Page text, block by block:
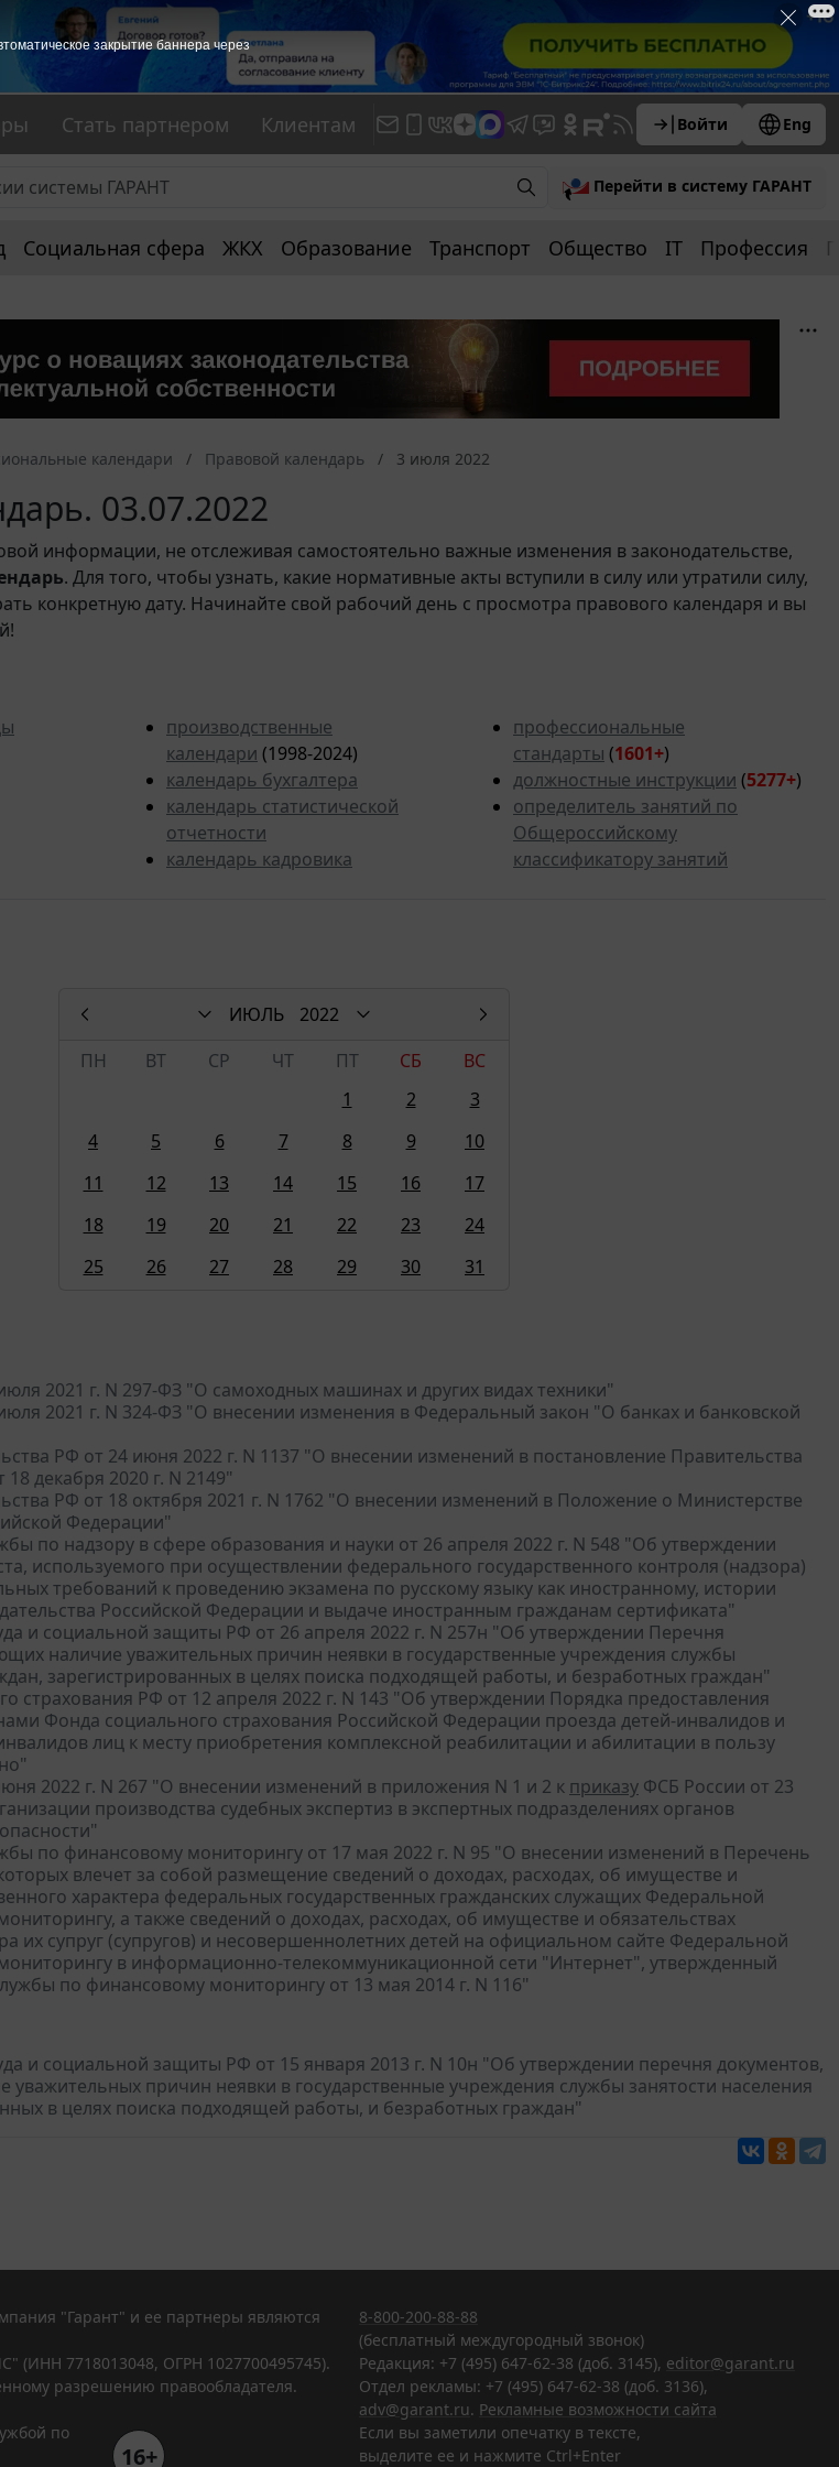
Стать партнером Клиентам Войти Eng
Перейти в систему ГАРАНТ
Социальная сфера ЖКХ Образование Транспорт Общество IT Профессия
календари Правовой календарь 3 июля 2022
03.07.2022
информации, не отслеживая самостоятельно важные изменения в законодательстве,
. Для того, чтобы узнать, какие нормативные акты вступили в силу или утратили силу,
конкретную дату. Начинайте свой рабочий день с просмотра правового календаря и вы
производственные
календари (1998-2024)
календарь бухгалтера
календарь статистической
отчетности
календарь кадровика
профессиональные
стандарты (1601+)
должностные инструкции (5277+)
определитель занятий по
Общероссийскому
классификатору занятий
ИЮЛЬ
2022
ПН
ВТ СР ЧТ ПТ СБ
ВС
1
2
3
4
5 6 7 8 9
10
11
12 13 14 15 16
17
18
19 20 21 22 23
24
25
26 27 28 29 30 31
2021 г. N 297-ФЗ "О самоходных машинах и других видах техники"
2021 г. N 324-ФЗ "О внесении изменения в Федеральный закон "О банках и банковской
РФ от 24 июня 2022 г. N 1137 "О внесении изменений в постановление Правительства
декабря 2020 г. N 2149"
РФ от 18 октября 2021 г. N 1762 "О внесении изменений в Положение о Министерстве
Федерации"
по надзору в сфере образования и науки от 26 апреля 2022 г. N 548 "Об утверждении
используемого при осуществлении федерального государственного контроля (надзора)
требований к проведению экзамена по русскому языку как иностранному, истории
Российской Федерации и выдаче иностранным гражданам сертификата"
и социальной защиты РФ от 26 апреля 2022 г. N 257н "Об утверждении Перечня
наличие уважительных причин неявки в государственные учреждения службы
зарегистрированных в целях поиска подходящей работы, и безработных граждан"
страхования РФ от 12 апреля 2022 г. N 143 "Об утверждении Порядка предоставления
Фонда социального страхования Российской Федерации проезда детей-инвалидов и
лиц к месту приобретения комплексной реабилитации и абилитации в пользу
2022 г. N 267 "О внесении изменений в приложения N 1 и 2 к приказу ФСБ России от 23
производства судебных экспертиз в экспертных подразделениях органов
по финансовому мониторингу от 17 мая 2022 г. N 95 "О внесении изменений в Перечень
влечет за собой размещение сведений о доходах, расходах, об имуществе и
характера федеральных государственных гражданских служащих Федеральной
а также сведений о доходах, расходах, об имуществе и обязательствах
их супруг (супругов) и несовершеннолетних детей на официальном сайте Федеральной
в информационно-телекоммуникационной сети "Интернет", утвержденный
по финансовому мониторингу от 13 мая 2014 г. N 116"
и социальной защиты РФ от 15 января 2013 г. N 10н "Об утверждении перечня документов,
причин неявки в государственные учреждения службы занятости населения
в целях поиска подходящей работы, и безработных граждан"
"Гарант" и ее партнеры являются
(ИНН 7718013048, ОГРН 1027700495745).
разрешению правообладателя.
по
16+
8-800-200-88-88
(бесплатный междугородный звонок)
Редакция: +7 (495) 647-62-38 (доб. 3145), editor@garant.ru
Отдел рекламы: +7 (495) 647-62-38 (доб. 3136),
adv@garant.ru. Рекламные возможности сайта
Если вы заметили опечатку в тексте,
выделите ее и нажмите Ctrl+Enter
закрытие баннера через